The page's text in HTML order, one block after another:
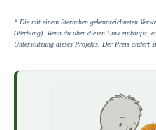
* Die mit einem Sternchen gekennzeichneten
(Werbung). Wenn du über diesen Link einkaufst,
Unterstützung dieses Projekts. Der Preis ändert